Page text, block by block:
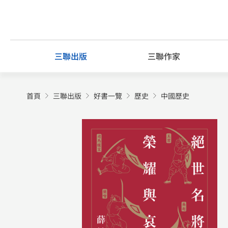
content
三聯出版 三聯作家
首頁 三聯出版 好書一覽 歷史 中國歷史